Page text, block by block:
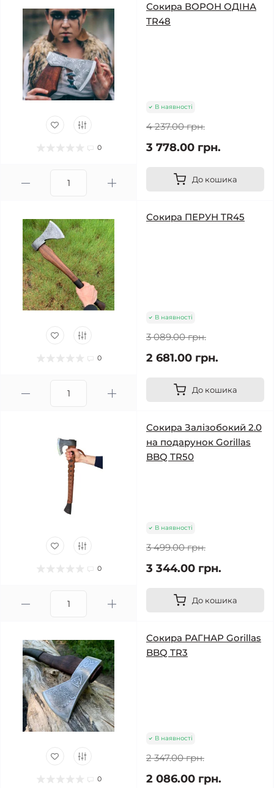
0
Сокира ВОРОН ОДІНА
TR48
В наявності
4 237.00 грн.
3 778.00 грн.
До кошика
0
Сокира ПЕРУН TR45
В наявності
3 089.00 грн.
2 681.00 грн.
До кошика
0
Сокира Залізобокий 2.0
на подарунок Gorillas
BBQ TR50
В наявності
3 499.00 грн.
3 344.00 грн.
До кошика
0
Сокира РАГНАР Gorillas
BBQ TR3
В наявності
2 347.00 грн.
2 086.00 грн.